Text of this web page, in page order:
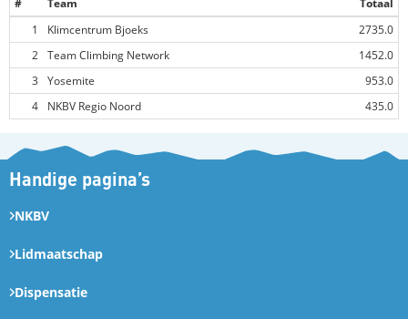
# Team
Totaal
1
Klimcentrum Bjoeks
2735.0
2 Team Climbing Network
1452.0
3
Yosemite
953.0
4
NKBV Regio Noord 435.0
Handige pagina’s
NKBV
Lidmaatschap
Dispensatie